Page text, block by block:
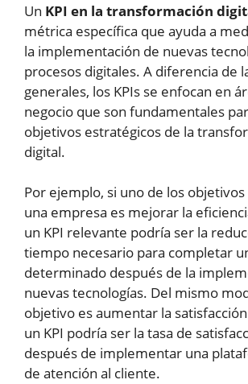
Un KPI en la transformación
métrica específica que ayuda a
la implementación de nuevas
procesos digitales. A diferencia de
generales, los KPIs se enfocan en
negocio que son fundamentales
objetivos estratégicos de la
digital.
Por ejemplo, si uno de los
una empresa es mejorar la
un KPI relevante podría ser la
tiempo necesario para completar
determinado después de la
nuevas tecnologías. Del mismo
objetivo es aumentar la
un KPI podría ser la tasa de
después de implementar una
de atención al cliente.